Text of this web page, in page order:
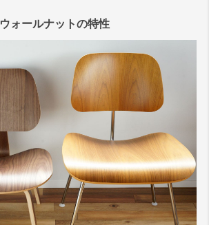
ウォールナットの特性